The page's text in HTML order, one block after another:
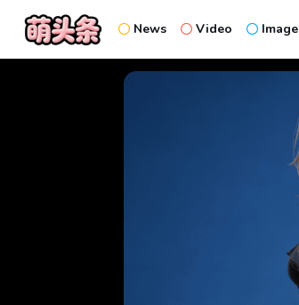
News Video Image